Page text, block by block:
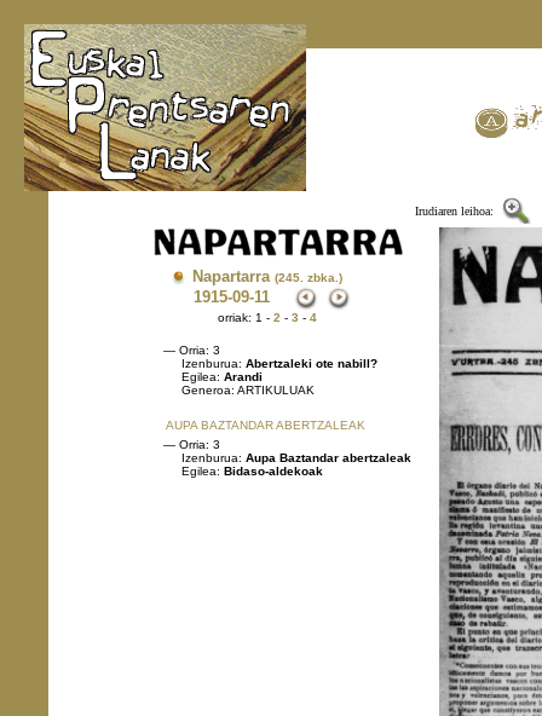
Irudiaren leihoa:
Napartarra (245. zbka.)
1915-09-11
orriak: 1 - 2 - 3 - 4
— Orria: 3
Izenburua: Abertzaleki ote nabill?
Egilea: Arandi
Generoa: ARTIKULUAK
AUPA BAZTANDAR ABERTZALEAK
— Orria: 3
Izenburua: Aupa Baztandar abertzaleak
Egilea: Bidaso-aldekoak